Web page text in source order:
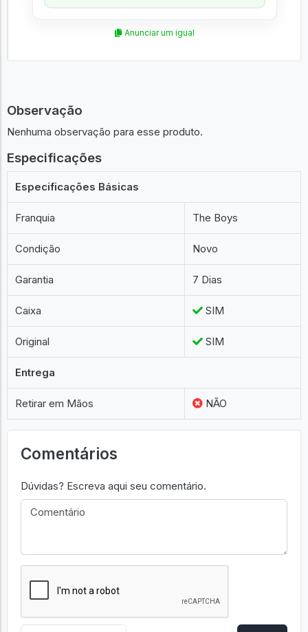
Anunciar um igual
Observação
Nenhuma observação para esse produto.
Especificações
Especificações Básicas
Franquia The Boys
Condição Novo
Garantia 7 Dias
Caixa SIM
Original SIM
Entrega
Retirar em Mãos NÃO
Comentários
Dúvidas? Escreva aqui seu comentário.